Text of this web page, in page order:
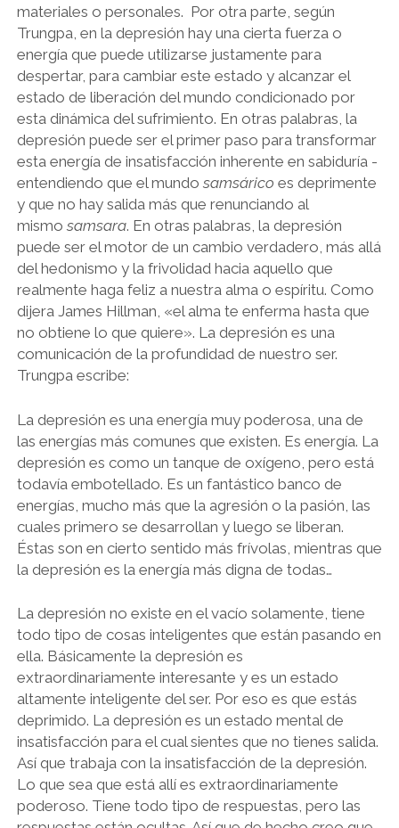
materiales o personales. Por otra parte, según
Trungpa, en la depresión hay una cierta fuerza o
energía que puede utilizarse justamente para
despertar, para cambiar este estado y alcanzar el
estado de liberación del mundo condicionado por
esta dinámica del sufrimiento. En otras palabras, la
depresión puede ser el primer paso para transformar
esta energía de insatisfacción inherente en sabiduría -
entendiendo que el mundo samsárico es deprimente
y que no hay salida más que renunciando al
mismo samsara. En otras palabras, la depresión
puede ser el motor de un cambio verdadero, más allá
del hedonismo y la frivolidad hacia aquello que
realmente haga feliz a nuestra alma o espíritu. Como
dijera James Hillman, «el alma te enferma hasta que
no obtiene lo que quiere». La depresión es una
comunicación de la profundidad de nuestro ser.
Trungpa escribe:
La depresión es una energía muy poderosa, una de
las energías más comunes que existen. Es energía. La
depresión es como un tanque de oxígeno, pero está
todavía embotellado. Es un fantástico banco de
energías, mucho más que la agresión o la pasión, las
cuales primero se desarrollan y luego se liberan.
Éstas son en cierto sentido más frívolas, mientras que
la depresión es la energía más digna de todas…
La depresión no existe en el vacío solamente, tiene
todo tipo de cosas inteligentes que están pasando en
ella. Básicamente la depresión es
extraordinariamente interesante y es un estado
altamente inteligente del ser. Por eso es que estás
deprimido. La depresión es un estado mental de
insatisfacción para el cual sientes que no tienes salida.
Así que trabaja con la insatisfacción de la depresión.
Lo que sea que está allí es extraordinariamente
poderoso. Tiene todo tipo de respuestas, pero las